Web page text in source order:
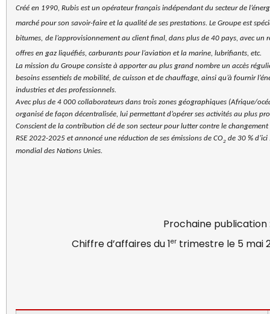
Créé en 1990, Rubis est un opérateur français indépendant du secteur de
marché pour son savoir-faire et la qualité de ses prestations. Le Groupe est
bitumes, de l’approvisionnement au client final, dans plus de 40 pays, avec un
offres en gaz liquéfiés, carburants pour l’aviation et la marine, lubrifiants, etc.
La mission du Groupe consiste à apporter au plus grand nombre un accès
besoins essentiels de mobilité, de cuisson et de chauffage, ainsi qu’à fournir
industries et des professionnels.
Avec plus de 4 000 collaborateurs dans trois zones géographiques (Afrique/
organisé de façon décentralisée, lui permettant d’opérer ses activités au plus
Conscient de la contribution clé de son secteur pour lutter contre le
RSE 2022-2025 et annoncé une réduction de ses émissions de CO2 de 30 %
mondial des Nations Unies.
Prochaine publication
Chiffre d’affaires du 1ertrimestre le 5 mai